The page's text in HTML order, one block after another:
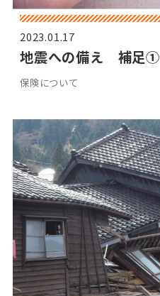
2023.01.17
地震への備え 補足①
保険について